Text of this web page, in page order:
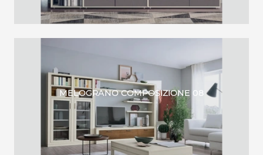
MELOGRANO COMPOSIZIONE 08